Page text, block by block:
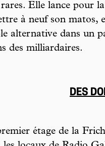
Elle lance pour
à neuf son matos,
alternative dans un
des milliardaires.
DES
étage de la